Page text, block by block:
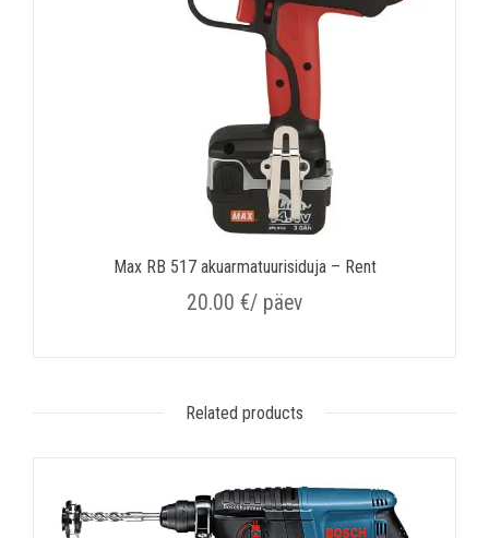
Max RB 517 akuarmatuurisiduja – Rent
20.00 €/ päev
Related products